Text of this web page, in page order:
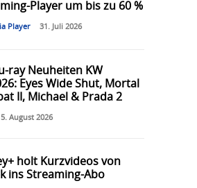
Player um bis zu 60 %
Player 31. Juli 2026
ray Neuheiten KW
Eyes Wide Shut, Mortal
II, Michael & Prada 2
5. August 2026
holt Kurzvideos von
ins Streaming-Abo